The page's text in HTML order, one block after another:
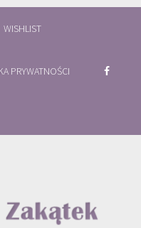
WISHLIST
PRYWATNOŚCI